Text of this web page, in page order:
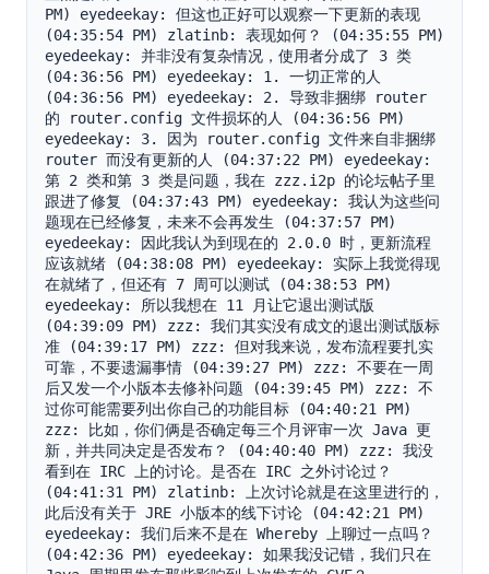
PM) eyedeekay: 但这也正好可以观察一下更新的表现
(04:35:54 PM) zlatinb: 表现如何？ (04:35:55 PM)
eyedeekay: 并非没有复杂情况，使用者分成了 3 类
(04:36:56 PM) eyedeekay: 1. 一切正常的人
(04:36:56 PM) eyedeekay: 2. 导致非捆绑 router
的 router.config 文件损坏的人 (04:36:56 PM)
eyedeekay: 3. 因为 router.config 文件来自非捆绑
router 而没有更新的人 (04:37:22 PM) eyedeekay:
第 2 类和第 3 类是问题，我在 zzz.i2p 的论坛帖子里
跟进了修复 (04:37:43 PM) eyedeekay: 我认为这些问
题现在已经修复，未来不会再发生 (04:37:57 PM)
eyedeekay: 因此我认为到现在的 2.0.0 时，更新流程
应该就绪 (04:38:08 PM) eyedeekay: 实际上我觉得现
在就绪了，但还有 7 周可以测试 (04:38:53 PM)
eyedeekay: 所以我想在 11 月让它退出测试版
(04:39:09 PM) zzz: 我们其实没有成文的退出测试版标
准 (04:39:17 PM) zzz: 但对我来说，发布流程要扎实
可靠，不要遗漏事情 (04:39:27 PM) zzz: 不要在一周
后又发一个小版本去修补问题 (04:39:45 PM) zzz: 不
过你可能需要列出你自己的功能目标 (04:40:21 PM)
zzz: 比如，你们俩是否确定每三个月评审一次 Java 更
新，并共同决定是否发布？ (04:40:40 PM) zzz: 我没
看到在 IRC 上的讨论。是否在 IRC 之外讨论过？
(04:41:31 PM) zlatinb: 上次讨论就是在这里进行的，
此后没有关于 JRE 小版本的线下讨论 (04:42:21 PM)
eyedeekay: 我们后来不是在 Whereby 上聊过一点吗？
(04:42:36 PM) eyedeekay: 如果我没记错，我们只在